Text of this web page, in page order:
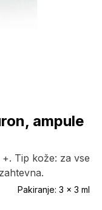
ampule
Tip kože: za vse
Pakiranje: 3 x 3 ml